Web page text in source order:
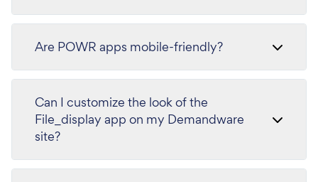
Are POWR apps mobile-friendly?
Can I customize the look of the
File_display app on my Demandware
site?